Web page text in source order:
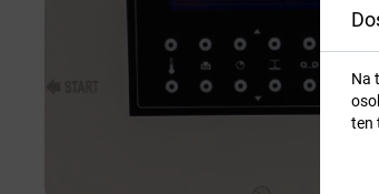
Na
ten